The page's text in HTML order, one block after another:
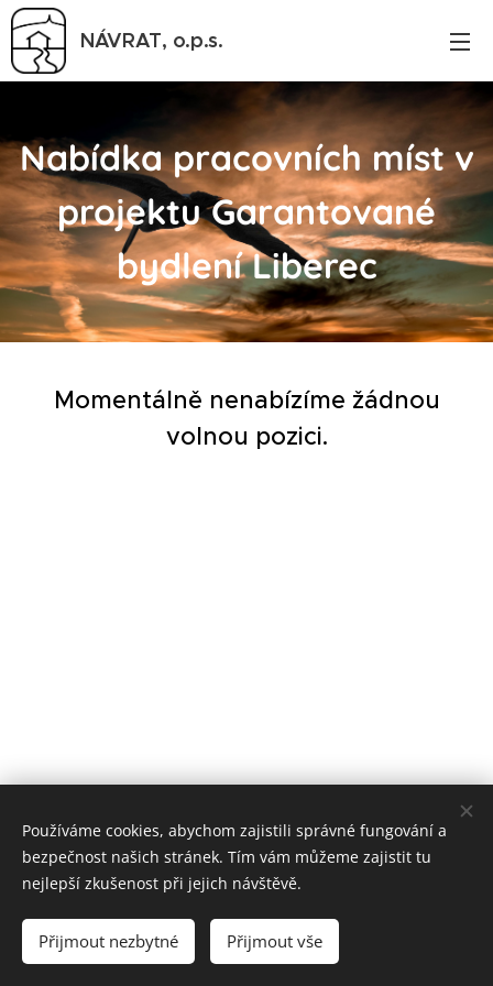
NÁVRAT, o.p.s.
Nabídka pracovních míst v
projektu Garantované
bydlení Liberec
Momentálně nenabízíme žádnou
volnou pozici.
© 2021 NÁVRAT o.p.s. Liberec
Vytvořeno službou Webnode
Používáme cookies, abychom zajistili správné fungování a
bezpečnost našich stránek. Tím vám můžeme zajistit tu
nejlepší zkušenost při jejich návštěvě.
Přijmout nezbytné Přijmout vše